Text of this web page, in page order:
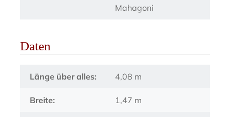
Mahagoni
Daten
Länge über alles: 4,08 m
Breite: 1,47 m